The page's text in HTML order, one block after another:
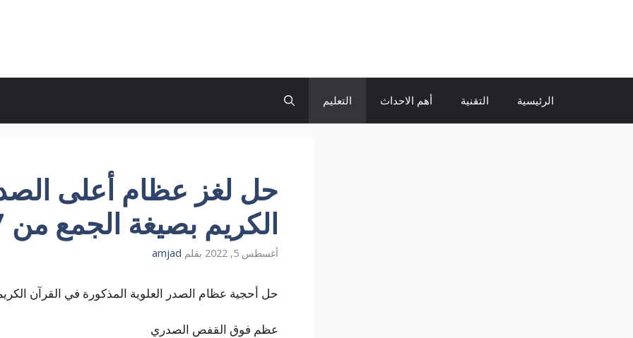
الرئيسية التقنية أهم الاحداث التعليم
حل لغز عظام أعلى
الكريم بصيغة الجمع من 7 حروف كلمة السر
أغسطس 5, 2022 بقلم amjad
حل أحجية عظام الصدر العلوية المذكورة في القرآن الكريم بصيغة
عظم فوق القفص الصدري